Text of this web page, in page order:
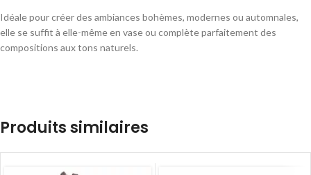
Idéale pour créer des ambiances bohèmes, modernes ou automnales,
elle se suffit à elle-même en vase ou complète parfaitement des
compositions aux tons naturels.
Produits similaires